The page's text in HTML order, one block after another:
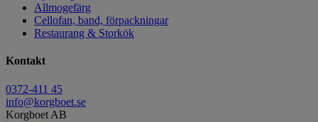
Allmogefärg
Cellofan, band, förpackningar
Restaurang & Storkök
Kontakt
0372-411 45
info@korgboet.se
Korgboet AB